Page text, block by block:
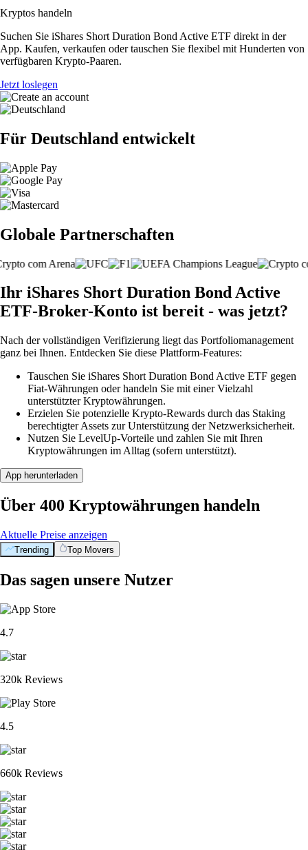
Kryptos handeln
Suchen Sie iShares Short Duration Bond Active ETF direkt in der
App. Kaufen, verkaufen oder tauschen Sie flexibel mit Hunderten von
verfügbaren Krypto-Paaren.
Jetzt loslegen
Für Deutschland entwickelt
Globale Partnerschaften
Ihr iShares Short Duration Bond Active
ETF-Broker-Konto ist bereit - was jetzt?
Nach der vollständigen Verifizierung liegt das Portfoliomanagement
ganz bei Ihnen. Entdecken Sie diese Plattform-Features:
Tauschen Sie iShares Short Duration Bond Active ETF gegen
Fiat-Währungen oder handeln Sie mit einer Vielzahl
unterstützter Kryptowährungen.
Erzielen Sie potenzielle Krypto-Rewards durch das Staking
berechtigter Assets zur Unterstützung der Netzwerksicherheit.
Nutzen Sie LevelUp-Vorteile und zahlen Sie mit Ihren
Kryptowährungen im Alltag (sofern unterstützt).
App herunterladen
Über 400 Kryptowährungen handeln
Aktuelle Preise anzeigen
Trending Top Movers
Das sagen unsere Nutzer
4.7
320k Reviews
4.5
660k Reviews